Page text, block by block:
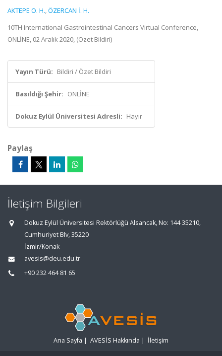
AKTEPE O. H.,ÖZERCAN İ. H.
10TH International Gastrointestinal Cancers Virtual Conference,
ONLİNE, 02 Aralık 2020, (Özet Bildiri)
Yayın Türü: Bildiri / Özet Bildiri
Basıldığı Şehir: ONLİNE
Dokuz Eylül Üniversitesi Adresli: Hayır
Paylaş
İletişim Bilgileri
Dokuz Eylül Üniversitesi Rektörlüğü Alsancak, No: 144 35210,
Cumhuriyet Blv, 35220
İzmir/Konak
avesis@deu.edu.tr
+90 232 464 81 65
Ana Sayfa | AVESİS Hakkında | İletişim